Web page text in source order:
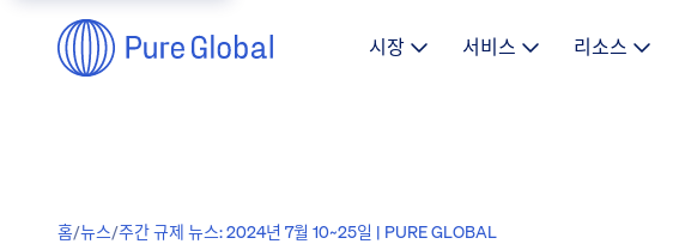
시장 서비스 리소스
홈/뉴스/주간 규제 뉴스: 2024년 7월 10~25일 | PURE GLOBAL